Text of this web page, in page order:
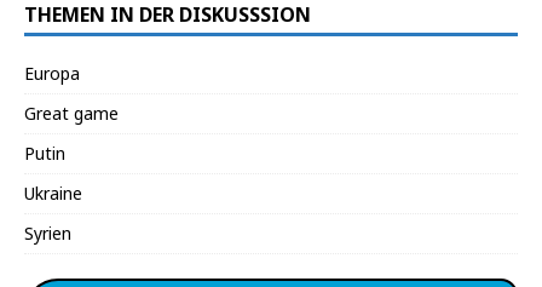
THEMEN IN DER DISKUSSSION
Europa
Great game
Putin
Ukraine
Syrien